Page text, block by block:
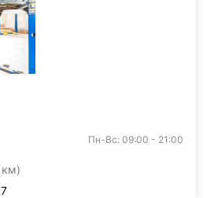
Пн-Вс: 09:00 - 21:00